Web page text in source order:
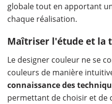
globale tout en apportant
chaque réalisation.
Maîtriser l'étude et la
Le designer couleur ne se
couleurs de manière
connaissance des
permettant de choisir et de